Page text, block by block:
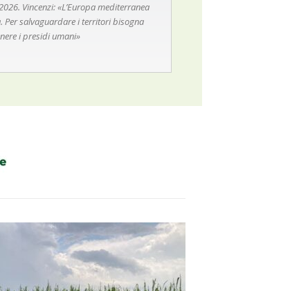
Vincenzi: «L’Europa mediterranea
Per salvaguardare i territori bisogna
i presidi umani»